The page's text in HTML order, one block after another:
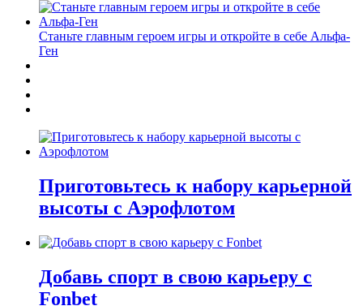
Станьте главным героем игры и откройте в себе Альфа-
Ген
Приготовьтесь к набору карьерной
высоты с Аэрофлотом
Добавь спорт в свою карьеру с
Fonbet